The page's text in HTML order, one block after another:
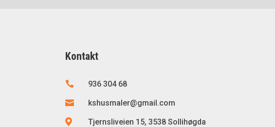
Kontakt
 936 304 68
 kshusmaler@gmail.com
 Tjernsliveien 15, 3538 Sollihøgda